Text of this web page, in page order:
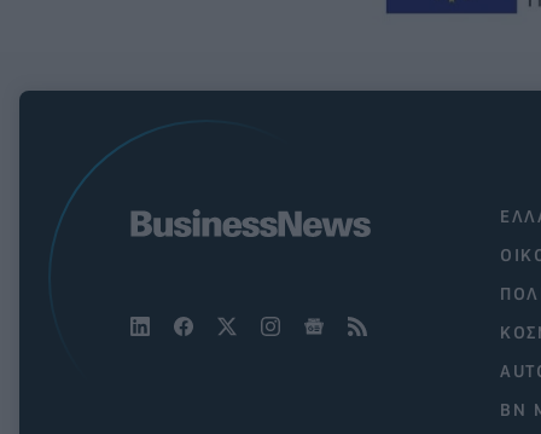
BN